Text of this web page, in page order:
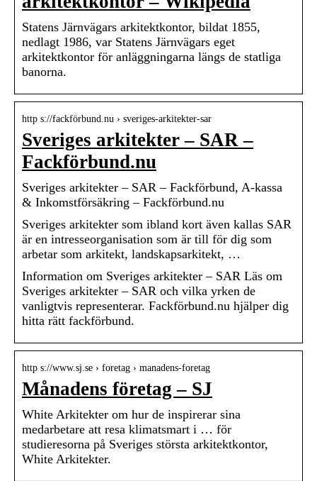
Statens Järnvägars arkitektkontor, bildat 1855,
nedlagt 1986, var Statens Järnvägars eget
arkitektkontor för anläggningarna längs de statliga
banorna.
http s://fackförbund.nu › sveriges-arkitekter-sar
Sveriges arkitekter – SAR –
Fackförbund.nu
Sveriges arkitekter – SAR – Fackförbund, A-kassa
& Inkomstförsäkring – Fackförbund.nu
Sveriges arkitekter som ibland kort även kallas SAR
är en intresseorganisation som är till för dig som
arbetar som arkitekt, landskapsarkitekt, …
Information om Sveriges arkitekter – SAR Läs om
Sveriges arkitekter – SAR och vilka yrken de
vanligtvis representerar. Fackförbund.nu hjälper dig
hitta rätt fackförbund.
http s://www.sj.se › foretag › manadens-foretag
Månadens företag – SJ
White Arkitekter om hur de inspirerar sina
medarbetare att resa klimatsmart i … för
studieresorna på Sveriges största arkitektkontor,
White Arkitekter.